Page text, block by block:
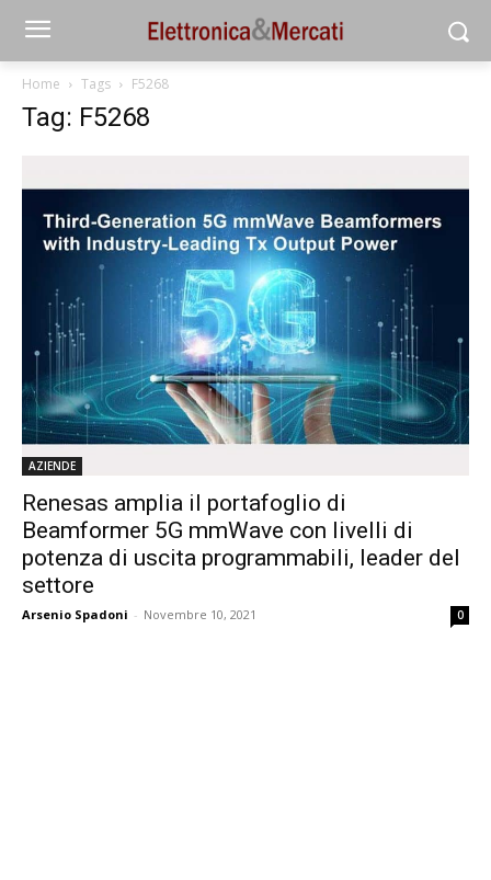
Home Tags F5268
Tag: F5268
AZIENDE
Renesas amplia il portafoglio di
Beamformer 5G mmWave con livelli di
potenza di uscita programmabili, leader del
settore
Arsenio Spadoni - Novembre 10, 2021 0